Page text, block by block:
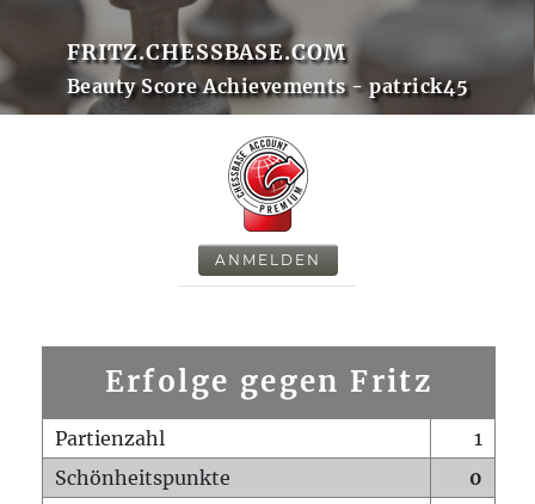
FRITZ.CHESSBASE.COM
Beauty Score Achievements - patrick45
ANMELDEN
Erfolge gegen Fritz
Partienzahl
1
Schönheitspunkte
0